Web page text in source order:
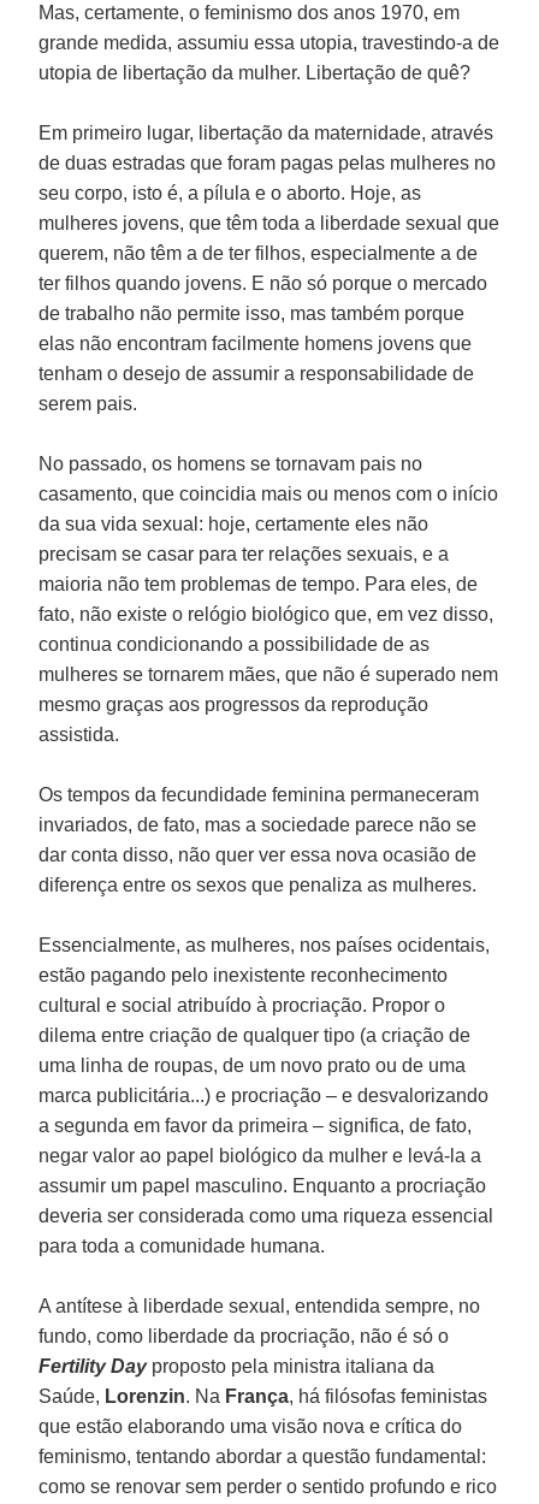
Mas, certamente, o feminismo dos anos 1970, em
grande medida, assumiu essa utopia, travestindo-a de
utopia de libertação da mulher. Libertação de quê?
Em primeiro lugar, libertação da maternidade, através
de duas estradas que foram pagas pelas mulheres no
seu corpo, isto é, a pílula e o aborto. Hoje, as
mulheres jovens, que têm toda a liberdade sexual que
querem, não têm a de ter filhos, especialmente a de
ter filhos quando jovens. E não só porque o mercado
de trabalho não permite isso, mas também porque
elas não encontram facilmente homens jovens que
tenham o desejo de assumir a responsabilidade de
serem pais.
No passado, os homens se tornavam pais no
casamento, que coincidia mais ou menos com o início
da sua vida sexual: hoje, certamente eles não
precisam se casar para ter relações sexuais, e a
maioria não tem problemas de tempo. Para eles, de
fato, não existe o relógio biológico que, em vez disso,
continua condicionando a possibilidade de as
mulheres se tornarem mães, que não é superado nem
mesmo graças aos progressos da reprodução
assistida.
Os tempos da fecundidade feminina permaneceram
invariados, de fato, mas a sociedade parece não se
dar conta disso, não quer ver essa nova ocasião de
diferença entre os sexos que penaliza as mulheres.
Essencialmente, as mulheres, nos países ocidentais,
estão pagando pelo inexistente reconhecimento
cultural e social atribuído à procriação. Propor o
dilema entre criação de qualquer tipo (a criação de
uma linha de roupas, de um novo prato ou de uma
marca publicitária...) e procriação – e desvalorizando
a segunda em favor da primeira – significa, de fato,
negar valor ao papel biológico da mulher e levá-la a
assumir um papel masculino. Enquanto a procriação
deveria ser considerada como uma riqueza essencial
para toda a comunidade humana.
A antítese à liberdade sexual, entendida sempre, no
fundo, como liberdade da procriação, não é só o
Fertility Day proposto pela ministra italiana da
Saúde, Lorenzin. Na França, há filósofas feministas
que estão elaborando uma visão nova e crítica do
feminismo, tentando abordar a questão fundamental:
como se renovar sem perder o sentido profundo e rico